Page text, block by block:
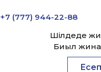
+7 (777) 944-22-88
Шілдеде
Биыл